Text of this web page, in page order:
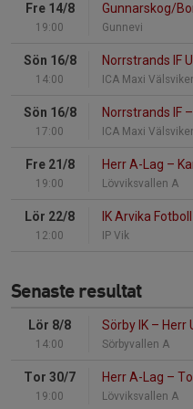
Fre 14/8
19:00
Gunnarskog/
Gunnevi
Sön 16/8
14:00
Norrstrands IF U
ICA Maxi
Sön 16/8
17:00
Norrstrands IF –
ICA Maxi
Fre 21/8
19:00
Herr A-Lag –
Lövviksvallen A
Lör 22/8
12:00
IK Arvika
IP Vik
Senaste resultat
Lör 8/8
14:00
Sörby IK – Herr
Sörbyvallen A
Tor 30/7
19:00
Herr A-Lag –
Lövviksvallen A